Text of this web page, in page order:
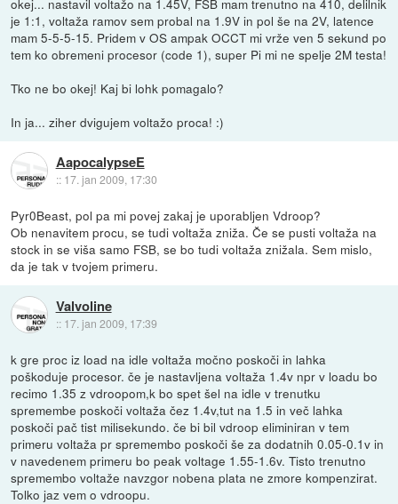
je 1:1, voltaža ramov sem probal na 1.9V in pol še na 2V, latence
mam 5-5-5-15. Pridem v OS ampak OCCT mi vrže ven 5 sekund po
tem ko obremeni procesor (code 1), super Pi mi ne spelje 2M testa!
Tko ne bo okej! Kaj bi lohk pomagalo?
In ja... ziher dvigujem voltažo proca! :)
AapocalypseE
:: 17. jan 2009, 17:30
Pyr0Beast, pol pa mi povej zakaj je uporabljen Vdroop?
Ob nenavitem procu, se tudi voltaža zniža. Če se pusti voltaža na
stock in se viša samo FSB, se bo tudi voltaža znižala. Sem mislo,
da je tak v tvojem primeru.
Valvoline
:: 17. jan 2009, 17:39
k gre proc iz load na idle voltaža močno poskoči in lahka
poškoduje procesor. če je nastavljena voltaža 1.4v npr v loadu bo
recimo 1.35 z vdroopom,k bo spet šel na idle v trenutku
spremembe poskoči voltaža čez 1.4v,tut na 1.5 in več lahka
poskoči pač tist milisekundo. če bi bil vdroop eliminiran v tem
primeru voltaža pr spremembo poskoči še za dodatnih 0.05-0.1v in
v navedenem primeru bo peak voltage 1.55-1.6v. Tisto trenutno
spremembo voltaže navzgor nobena plata ne zmore kompenzirat.
Tolko jaz vem o vdroopu.